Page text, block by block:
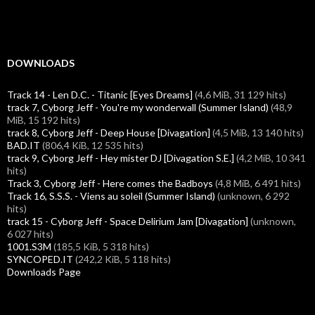
DOWNLOADS
Track 14 - Len D.C. - Titanic [Eyes Dreams] (4,6 MiB, 31 129 hits)
track 7, Cyborg Jeff - You're my wonderwall (Summer Island) (48,9
MiB, 15 192 hits)
track 8, Cyborg Jeff - Deep House [Divagation] (4,5 MiB, 13 140 hits)
BAD.IT (806,4 KiB, 12 535 hits)
track 9, Cyborg Jeff - Hey mister DJ [Divagation S.E.] (4,2 MiB, 10 341
hits)
Track 3, Cyborg Jeff - Here comes the Badboys (4,8 MiB, 6 491 hits)
Track 16, S.S.S. - Viens au soleil (Summer Island) (unknown, 6 292
hits)
track 15 - Cyborg Jeff - Space Delirium Jam [Divagation] (unknown,
6 027 hits)
1001.S3M (185,5 KiB, 5 318 hits)
SYNCOPED.IT (242,2 KiB, 5 118 hits)
Downloads Page